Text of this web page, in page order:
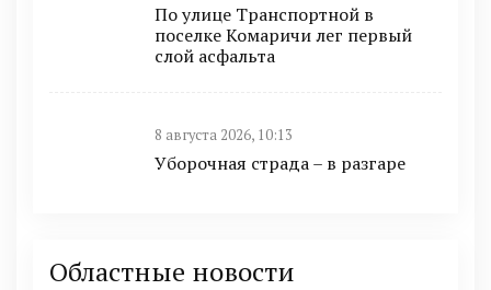
По улице Транспортной в
поселке Комаричи лег первый
слой асфальта
8 августа 2026, 10:13
Уборочная страда – в разгаре
Областные новости